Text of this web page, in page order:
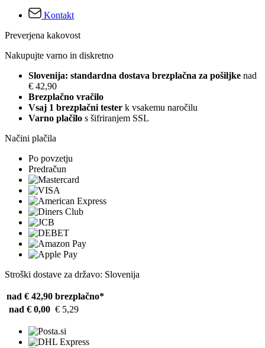
Kontakt
Preverjena kakovost
Nakupujte varno in diskretno
Slovenija: standardna dostava brezplačna za pošiljke nad
€ 42,90
Brezplačno vračilo
Vsaj 1 brezplačni tester k vsakemu naročilu
Varno plačilo s šifriranjem SSL
Načini plačila
Po povzetju
Predračun
Stroški dostave za državo: Slovenija
nad € 42,90 brezplačno*
nad € 0,00 € 5,29